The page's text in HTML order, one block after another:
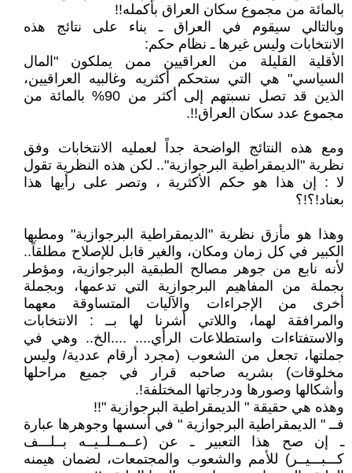
بالمائة من مجموع سكان العراق بأكمله!!
وبالتالي سيقوم في العراق ـ بناء على نتائج هذه
الانتخابات وليس غيرها ـ نظام حكم:
الأقلية القليلة من العراقيين ممن يملكون "المال
السياسي" هي التي ستحكم أكثريه وغالبيه العراقيين،
الذين قد تصل نسبتهم إلى أكثر من 90% بالمائة من
مجموع عدد سكان العراق!!.
ومع هذه النتائج الواضحة جداً لعمليه الانتخابات وفق
نظرية "الديمقراطية البرجوازية".. لكن هذه النظرية تقول
لا : إن هذا هو حكم الأكثرية ، وتصر على رأيها هذا
بعناد!؟!؟
وهذا هو مأزق نظرية "الديمقراطية البرجوازية" ومطبها
الكبير في كل زمان ومكان، والغير قابل للإصلاح مطلقاً..
لأنه نابع من جوهر مصالح الطبقية البرجوازية، ومؤطر
بجملة من المفاهيم البرجوازية التي تدعمها، وبجملة
أخرى من الإجراءات والآليات المتساوقة معهما
والمرافقة لهما، واللاتي أشرنا لها بــ : الانتخابات
والاستفتاءات واستطلاعات الرأي.... ....الخ.. وهي في
جملتها، تجعل من الشعوب (مجرد أرقام عددية/ وليس
مخلوقات) بشريه صاحبه قرار في جميع مراحلها
وأشكالها وصورها ودرجاتها المختلفة!.
وهذه هي حقيقة " الديمقراطية البرجوازية "!!
فــ " الديمقراطية البرجوازية " في أسسها وجوهرها عبارة
ـ إن صح هذا التعبير ـ عن (عــمــلــيــه بــلـــف
كـــبـــيــر) للأمم والشعوب والمجتمعات، لضمان هيمنه